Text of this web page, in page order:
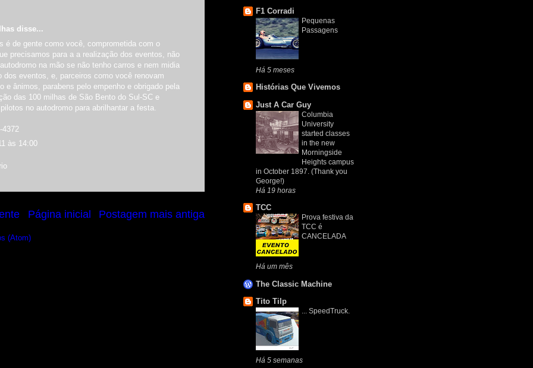
disse...
é de gente como você, comprometida com o
precisamos para a a realização dos eventos, não
na mão se não tenho carros e nem midia
dos eventos, e, parceiros como você renovam
e ânimos, parabens pelo empenho e obrigado pela
das 100 milhas de São Bento do Sul-SC e
no autodromo para abrilhantar a festa.
4372
às 14:00
Postagem mais antiga
Página inicial
(Atom)
F1 Corradi
Pequenas
Passagens
Há 5 meses
Histórias Que Vivemos
Just A Car Guy
Columbia
University
started classes
in the new
Morningside
Heights campus
in October 1897. (Thank you
George!)
Há 19 horas
TCC
Prova festiva da
TCC é
CANCELADA
Há um mês
The Classic Machine
Tito Tilp
... SpeedTruck.
Há 5 semanas